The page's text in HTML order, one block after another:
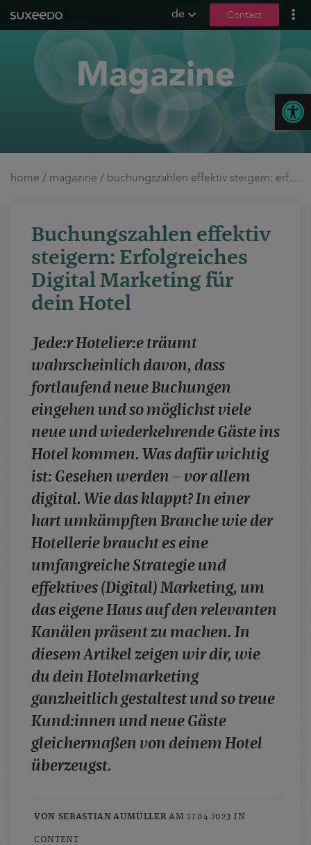
de Contact
what we do
leadgenerierung
content marketing
social media
b2b marketing
ux und conversions
about us
references
whitepaper
branchen
magazine
contact
Magazine
home / magazine / buchungszahlen effektiv steigern: erfolgreiches digital marketing für dein hotel
Buchungszahlen effektiv
steigern: Erfolgreiches
Digital Marketing für
dein Hotel
Jede:r Hotelier:e träumt
wahrscheinlich davon, dass
fortlaufend neue Buchungen
eingehen und so möglichst viele
neue und wiederkehrende Gäste ins
Hotel kommen. Was dafür wichtig
ist: Gesehen werden – vor allem
digital. Wie das klappt? In einer
hart umkämpften Branche wie der
Hotellerie braucht es eine
umfangreiche Strategie und
effektives (Digital) Marketing, um
das eigene Haus auf den relevanten
Kanälen präsent zu machen. In
diesem Artikel zeigen wir dir, wie
du dein Hotelmarketing
ganzheitlich gestaltest und so treue
Kund:innen und neue Gäste
gleichermaßen von deinem Hotel
überzeugst.
VON SEBASTIAN AUMÜLLER AM 27.04.2023 IN
CONTENT